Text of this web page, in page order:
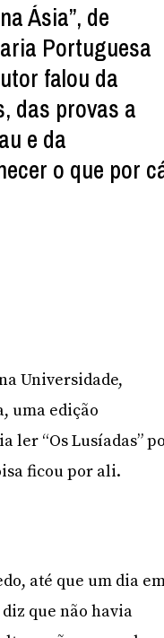
Ásia”, de
Portuguesa
falou da
das provas a
e da
o que por
Universidade,
uma edição
ler “Os Lusíadas”
ficou por ali.
até que um dia
que não havia